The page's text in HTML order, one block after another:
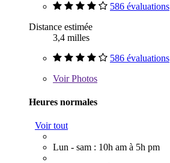
586 évaluations
Distance estimée
3,4 milles
586 évaluations
VoirPhotos
Heures normales
Voir tout
Lun - sam : 10h am à 5h pm